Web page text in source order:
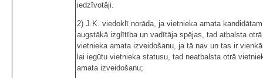
iedzīvotāji.
2) J.K. viedoklī norāda, ja vietnieka amata
augstākā izglītība un vadītāja spējas, tad atbalsta otrā
vietnieka amata izveidošanu, ja tā nav un tas ir
lai iegūtu vietnieka statusu, tad neatbalsta otrā
amata izveidošanu;